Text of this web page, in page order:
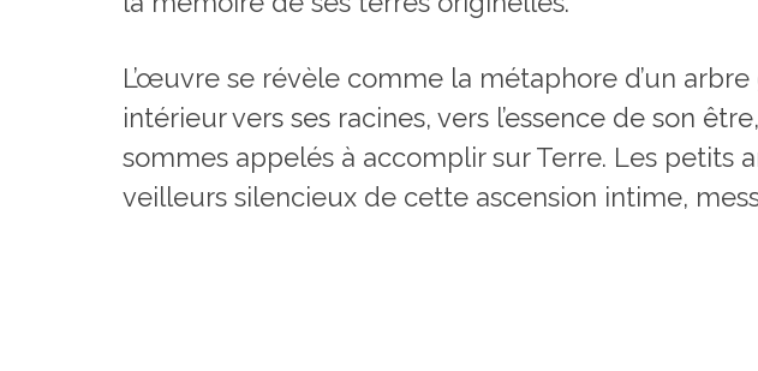
L’œuvre se révèle comme la métaphore d’un
intérieur vers ses racines, vers l’essence de son
sommes appelés à accomplir sur Terre. Les petits
veilleurs silencieux de cette ascension intime,